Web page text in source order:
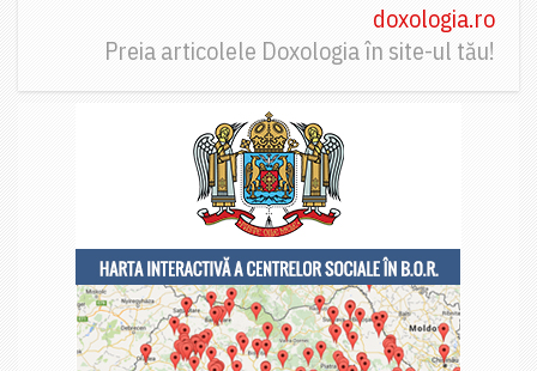
doxologia.ro
Preia articolele Doxologia în site-ul tău!